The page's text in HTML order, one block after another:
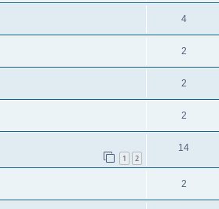
4
2
2
2
1 2
14
2